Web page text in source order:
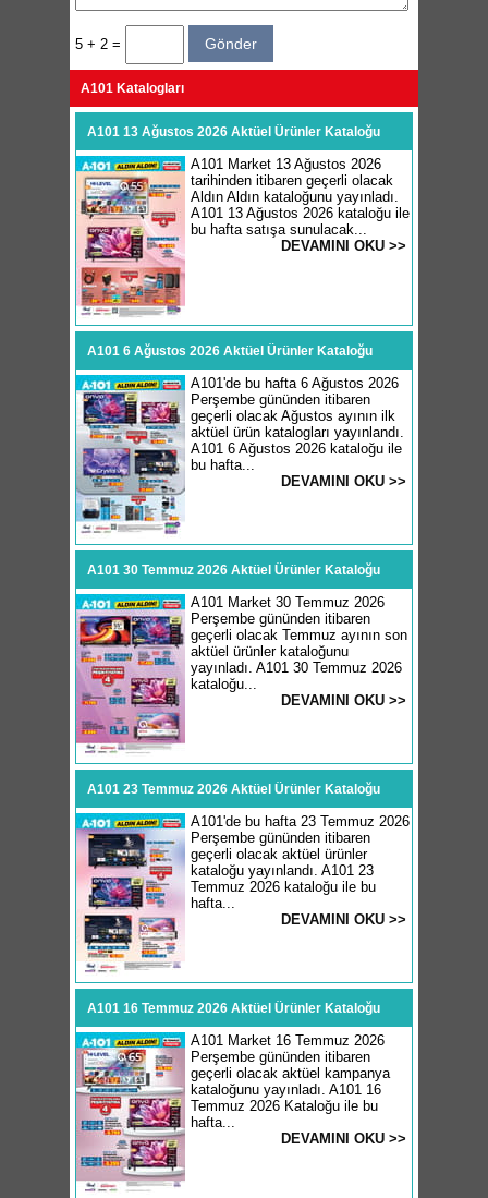
5 + 2 =
A101 Katalogları
A101 13 Ağustos 2026 Aktüel Ürünler Kataloğu
A101 Market 13 Ağustos 2026
tarihinden itibaren geçerli olacak
Aldın Aldın kataloğunu yayınladı.
A101 13 Ağustos 2026 kataloğu ile
bu hafta satışa sunulacak...
DEVAMINI OKU >>
A101 6 Ağustos 2026 Aktüel Ürünler Kataloğu
A101'de bu hafta 6 Ağustos 2026
Perşembe gününden itibaren
geçerli olacak Ağustos ayının ilk
aktüel ürün katalogları yayınlandı.
A101 6 Ağustos 2026 kataloğu ile
bu hafta...
DEVAMINI OKU >>
A101 30 Temmuz 2026 Aktüel Ürünler Kataloğu
A101 Market 30 Temmuz 2026
Perşembe gününden itibaren
geçerli olacak Temmuz ayının son
aktüel ürünler kataloğunu
yayınladı. A101 30 Temmuz 2026
kataloğu...
DEVAMINI OKU >>
A101 23 Temmuz 2026 Aktüel Ürünler Kataloğu
A101'de bu hafta 23 Temmuz 2026
Perşembe gününden itibaren
geçerli olacak aktüel ürünler
kataloğu yayınlandı. A101 23
Temmuz 2026 kataloğu ile bu
hafta...
DEVAMINI OKU >>
A101 16 Temmuz 2026 Aktüel Ürünler Kataloğu
A101 Market 16 Temmuz 2026
Perşembe gününden itibaren
geçerli olacak aktüel kampanya
kataloğunu yayınladı. A101 16
Temmuz 2026 Kataloğu ile bu
hafta...
DEVAMINI OKU >>